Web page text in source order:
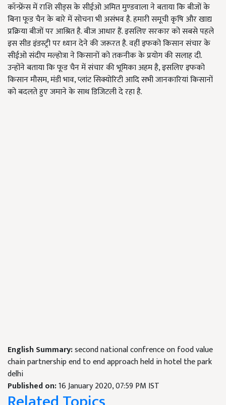
कॉन्फ्रेंस में राशि सीड्स के सीईओ अमित मुण्डवाला ने बताया कि बीजों के
बिना फूड चैन के बारे में सोचना भी असंभव है. हमारी समूची कृषि और खाद्य
प्रक्रिया बीजों पर आश्रित है. बीज आधार हैं. इसलिए सरकार को सबसे पहले
इस सीड इंडस्ट्री पर ध्यान देने की जरूरत है. वहीं इफको किसान संचार के
सीईओ संदीप मल्होत्रा ने किसानों को तकनीक के प्रयोग की सलाह दी.
उन्होंने बताया कि फूड चैन में संचार की भूमिका अहम है, इसलिए इफको
किसान मौसम, मंडी भाव, प्लांट सिक्योरिटी आदि सभी जानकारियां किसानों
को बदलते हुए जमाने के साथ डिजिटली दे रहा है.
English Summary:second national confrence on food value
chain partnership end to end approach held in hotel the park
delhi
Published on:16 January 2020, 07:59 PM IST